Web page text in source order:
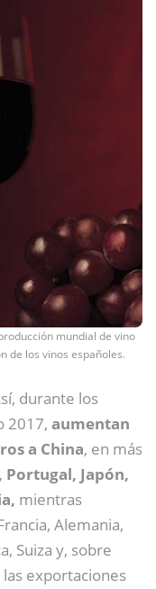
mundial de vino
de los vinos españoles.
durante los
2017, aumentan
a China, en más
Portugal, Japón,
mientras
Alemania,
Suiza y, sobre
las exportaciones